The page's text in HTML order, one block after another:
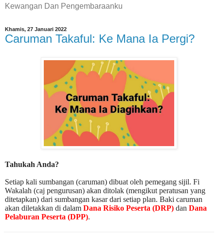
Kewangan Dan Pengembaraanku
Khamis, 27 Januari 2022
Caruman Takaful: Ke Mana Ia Pergi?
Tahukah Anda?
Setiap kali sumbangan (caruman) dibuat oleh pemegang sijil. Fi
Wakalah (caj pengurusan) akan ditolak (mengikut peratusan yang
ditetapkan) dari sumbangan kasar dari setiap plan. Baki caruman
akan diletakkan di dalam Dana Risiko Peserta (DRP) dan Dana
Pelaburan Peserta (DPP).